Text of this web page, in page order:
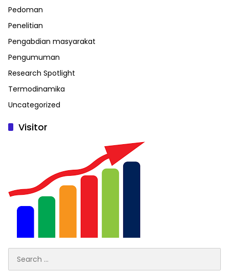
Pedoman
Penelitian
Pengabdian masyarakat
Pengumuman
Research Spotlight
Termodinamika
Uncategorized
Visitor
for: